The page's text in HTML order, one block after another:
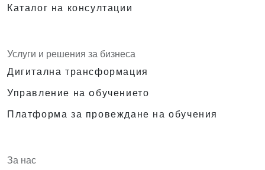
Каталог на консултации
Услуги и решения за бизнеса
Дигитална трансформация
Управление на oбучението
Платформа за провеждане на обучения
За нас